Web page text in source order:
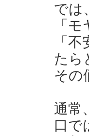
では
「
「
たら
その
通常
口で